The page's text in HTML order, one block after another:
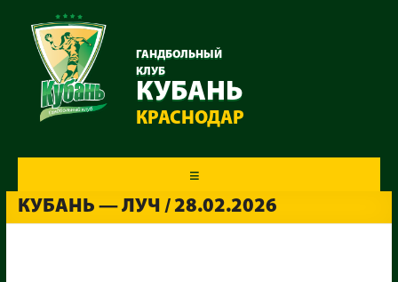
ГАНДБОЛЬНЫЙ
КЛУБ
КУБАНЬ
КРАСНОДАР
КУБАНЬ — ЛУЧ / 28.02.2026